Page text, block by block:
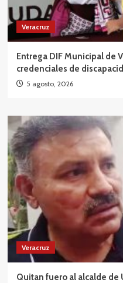
Veracruz
Entrega DIF Municipal de
credenciales de
5 agosto, 2026
Veracruz
Quitan fuero al alcalde de